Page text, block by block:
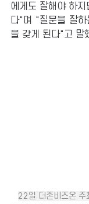
에게도 잘해야 하
다"며 "질문을 잘
을 갖게 된다"고 말
22일 더존비즈온 주